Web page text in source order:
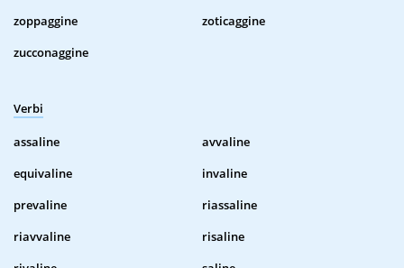
zoppaggine
zoticaggine
zucconaggine
Verbi
assaline
avvaline
equivaline
invaline
prevaline
riassaline
riavvaline
risaline